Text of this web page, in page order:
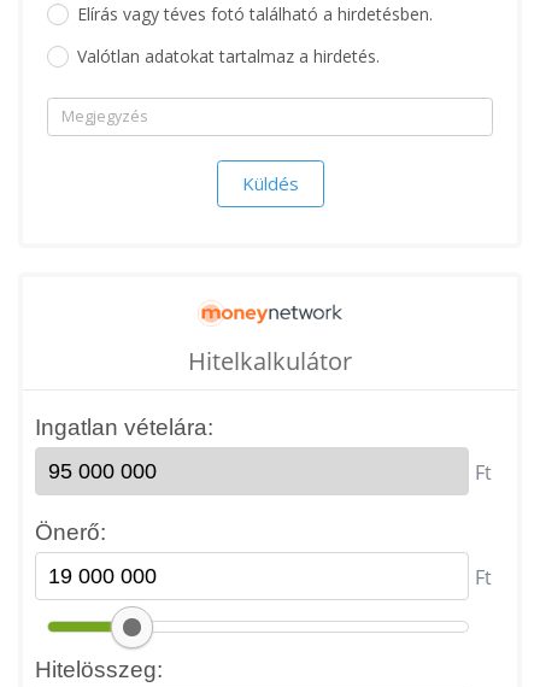
Elírás vagy téves fotó található a hirdetésben.
Valótlan adatokat tartalmaz a hirdetés.